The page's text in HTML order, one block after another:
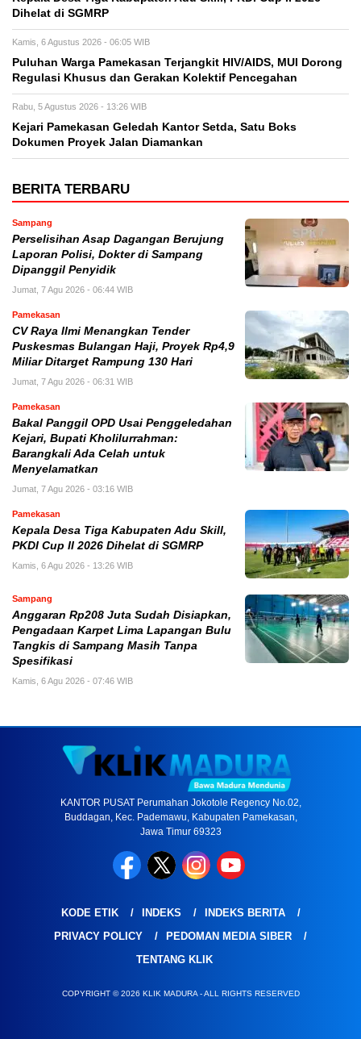
Dihelat di SGMRP
Kamis, 6 Agustus 2026 - 06:05 WIB
Puluhan Warga Pamekasan Terjangkit HIV/AIDS, MUI Dorong
Regulasi Khusus dan Gerakan Kolektif Pencegahan
Rabu, 5 Agustus 2026 - 13:26 WIB
Kejari Pamekasan Geledah Kantor Setda, Satu Boks
Dokumen Proyek Jalan Diamankan
BERITA TERBARU
Sampang
Perselisihan Asap Dagangan Berujung
Laporan Polisi, Dokter di Sampang
Dipanggil Penyidik
Jumat, 7 Agu 2026 - 06:44 WIB
Pamekasan
CV Raya Ilmi Menangkan Tender
Puskesmas Bulangan Haji, Proyek Rp4,9
Miliar Ditarget Rampung 130 Hari
Jumat, 7 Agu 2026 - 06:31 WIB
Pamekasan
Bakal Panggil OPD Usai Penggeledahan
Kejari, Bupati Kholilurrahman:
Barangkali Ada Celah untuk
Menyelamatkan
Jumat, 7 Agu 2026 - 03:16 WIB
Pamekasan
Kepala Desa Tiga Kabupaten Adu Skill,
PKDI Cup II 2026 Dihelat di SGMRP
Kamis, 6 Agu 2026 - 13:26 WIB
Sampang
Anggaran Rp208 Juta Sudah Disiapkan,
Pengadaan Karpet Lima Lapangan Bulu
Tangkis di Sampang Masih Tanpa
Spesifikasi
Kamis, 6 Agu 2026 - 07:46 WIB
KANTOR PUSAT Perumahan Jokotole Regency No.02,
Buddagan, Kec. Pademawu, Kabupaten Pamekasan,
Jawa Timur 69323
KODE ETIK INDEKS
INDEKS BERITA
PRIVACY POLICY
PEDOMAN MEDIA SIBER
TENTANG KLIK
COPYRIGHT © 2026 KLIK MADURA - ALL RIGHTS RESERVED